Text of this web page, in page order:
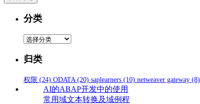
分类
分
归类
权限 (24) ODATA (20) saplearners (10) netweaver gateway (8)
AI的ABAP开发中的使用
常用域文本转换及域例程